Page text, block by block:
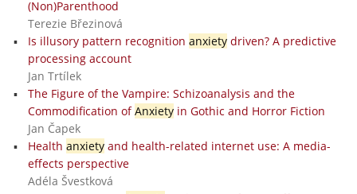
(Non)Parenthood
Terezie Březinová
Is illusory pattern recognition anxietydriven? A predictive
processing account
Jan Trtílek
The Figure of the Vampire: Schizoanalysis and the
Commodification ofAnxietyin Gothic and Horror Fiction
Jan Čapek
Health anxietyand health-related internet use: A media-
effects perspective
Adéla Švestková